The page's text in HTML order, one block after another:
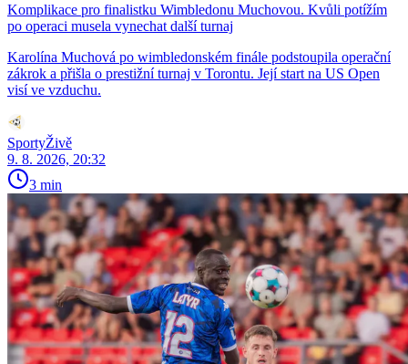
Komplikace pro finalistku Wimbledonu Muchovou. Kvůli potížím
po operaci musela vynechat další turnaj
Karolína Muchová po wimbledonském finále podstoupila operační
zákrok a přišla o prestižní turnaj v Torontu. Její start na US Open
visí ve vzduchu.
SportyŽivě
9. 8. 2026, 20:32
3 min